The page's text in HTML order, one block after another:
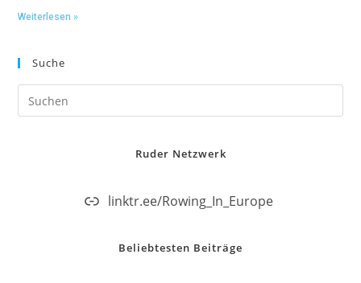
Weiterlesen »
Suche
Ruder Netzwerk
linktr.ee/Rowing_In_Europe
Beliebtesten Beiträge